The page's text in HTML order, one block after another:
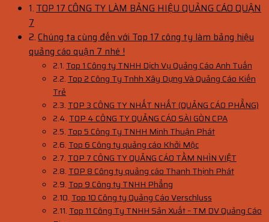
TOP 17 CÔNG TY LÀM BẢNG HIỆU QUẢNG CÁO QUẬN
7
Chúng ta cùng đến với Top 17 công ty làm bảng hiệu
quảng cáo quận 7 nhé !
Top 1 Công ty TNHH Dịch Vụ Quảng Cáo Anh Tuấn
Top 2 Công Ty Tnhh Xây Dựng Và Quảng Cáo Kiến
Trẻ
TOP 3 CÔNG TY NHẤT NHẤT (QUẢNG CÁO PHẲNG)
TOP 4 CÔNG TY QUẢNG CÁO SÀI GÒN CPA
Top 5 Công Ty TNHH Minh Thuận Phát
Top 6 Công ty quảng cáo Khởi Mộc
TOP 7 CÔNG TY QUẢNG CÁO TẦM NHÌN VIỆT
TOP 8 Công ty quảng cáo Thanh Thịnh Phát
Top 9 Công ty TNHH Phẳng
Top 10 Công ty Quảng Cáo Verschluss
Top 11 Công Ty TNHH Sản Xuất – TM DV Quảng Cáo